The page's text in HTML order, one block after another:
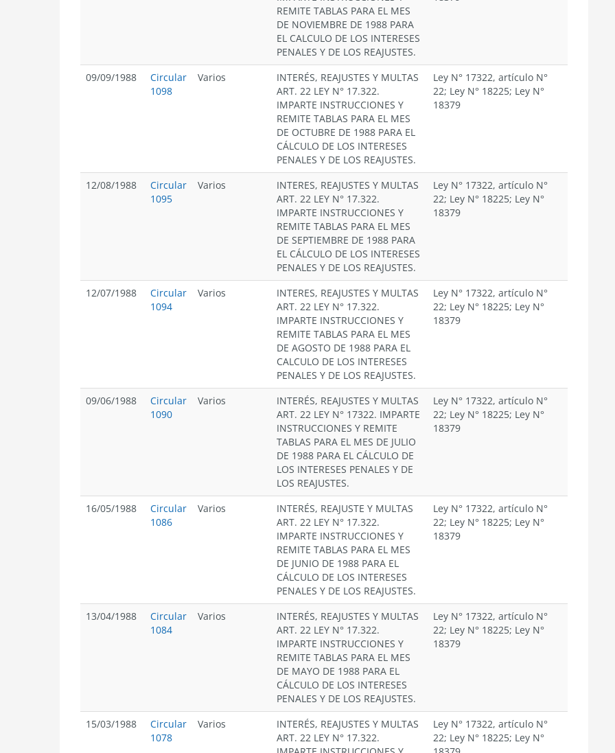
REMITE TABLAS PARA EL MES
DE NOVIEMBRE DE 1988 PARA
EL CALCULO DE LOS INTERESES
PENALES Y DE LOS REAJUSTES.
09/09/1988
Circular
1098
Varios
INTERÉS, REAJUSTES Y MULTAS
ART. 22 LEY N° 17.322.
IMPARTE INSTRUCCIONES Y
REMITE TABLAS PARA EL MES
DE OCTUBRE DE 1988 PARA EL
CÁLCULO DE LOS INTERESES
PENALES Y DE LOS REAJUSTES.
Ley N° 17322, artículo N°
22; Ley N° 18225; Ley N°
18379
12/08/1988
Circular
1095
Varios
INTERES, REAJUSTES Y MULTAS
ART. 22 LEY N° 17.322.
IMPARTE INSTRUCCIONES Y
REMITE TABLAS PARA EL MES
DE SEPTIEMBRE DE 1988 PARA
EL CÁLCULO DE LOS INTERESES
PENALES Y DE LOS REAJUSTES.
Ley N° 17322, artículo N°
22; Ley N° 18225; Ley N°
18379
12/07/1988
Circular
1094
Varios
INTERES, REAJUSTES Y MULTAS
ART. 22 LEY N° 17.322.
IMPARTE INSTRUCCIONES Y
REMITE TABLAS PARA EL MES
DE AGOSTO DE 1988 PARA EL
CALCULO DE LOS INTERESES
PENALES Y DE LOS REAJUSTES.
Ley N° 17322, artículo N°
22; Ley N° 18225; Ley N°
18379
09/06/1988
Circular
1090
Varios
INTERÉS, REAJUSTES Y MULTAS
ART. 22 LEY N° 17322. IMPARTE
INSTRUCCIONES Y REMITE
TABLAS PARA EL MES DE JULIO
DE 1988 PARA EL CÁLCULO DE
LOS INTERESES PENALES Y DE
LOS REAJUSTES.
Ley N° 17322, artículo N°
22; Ley N° 18225; Ley N°
18379
16/05/1988
Circular
1086
Varios
INTERÉS, REAJUSTE Y MULTAS
ART. 22 LEY N° 17.322.
IMPARTE INSTRUCCIONES Y
REMITE TABLAS PARA EL MES
DE JUNIO DE 1988 PARA EL
CÁLCULO DE LOS INTERESES
PENALES Y DE LOS REAJUSTES.
Ley N° 17322, artículo N°
22; Ley N° 18225; Ley N°
18379
13/04/1988
Circular
1084
Varios
INTERÉS, REAJUSTES Y MULTAS
ART. 22 LEY N° 17.322.
IMPARTE INSTRUCCIONES Y
REMITE TABLAS PARA EL MES
DE MAYO DE 1988 PARA EL
CÁLCULO DE LOS INTERESES
PENALES Y DE LOS REAJUSTES.
Ley N° 17322, artículo N°
22; Ley N° 18225; Ley N°
18379
15/03/1988
Circular
1078
Varios
INTERÉS, REAJUSTES Y MULTAS
ART. 22 LEY N° 17.322.
Ley N° 17322, artículo N°
22; Ley N° 18225; Ley N°